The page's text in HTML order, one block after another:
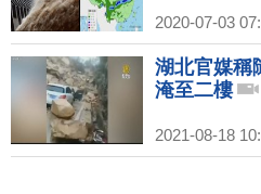
2020-07-03
湖北官媒稱
淹至二樓
2021-08-18